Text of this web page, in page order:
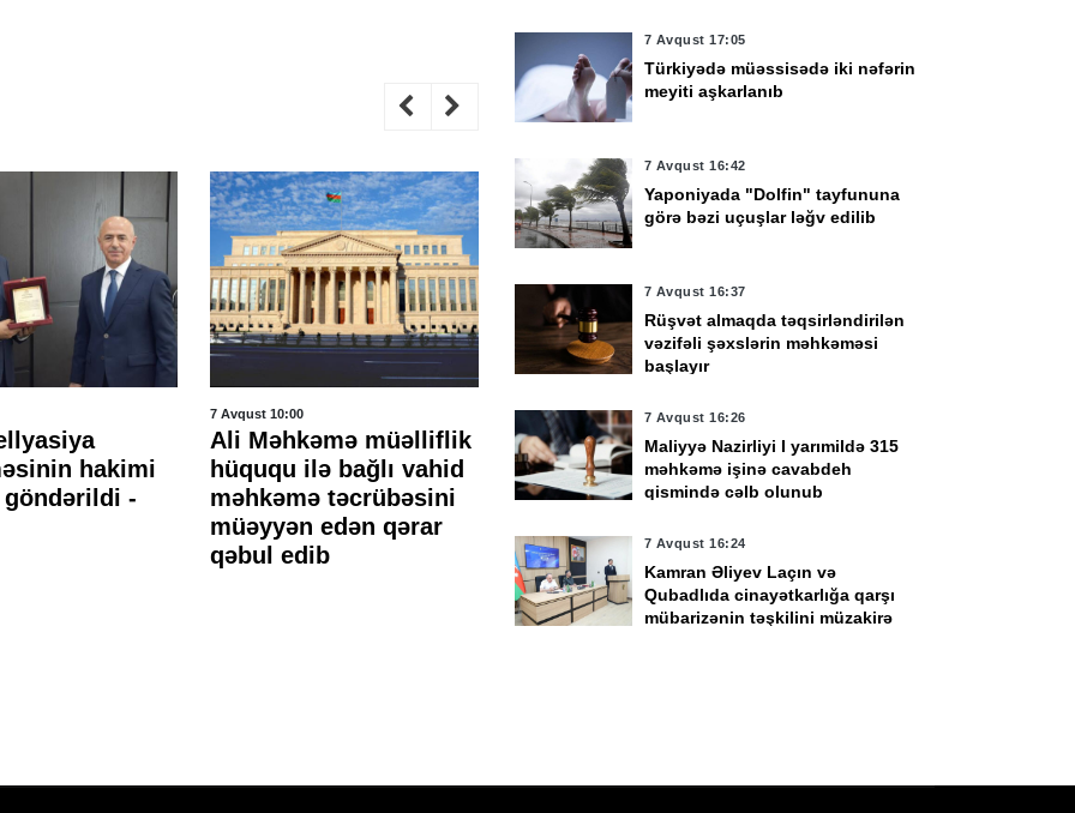
hakimi
göndərildi -
7 Avqust 10:00
Ali Məhkəmə müəlliflik
hüququ ilə bağlı vahid
məhkəmə təcrübəsini
müəyyən edən qərar
qəbul edib
6 Avqust 18:07
Tiktoker Aybəniz
Xəlilovaya 10 il 3 ay
həbs cəzası verildi
Özəl məhkəmə
qismində fəaliyyət
göstərmək istəyən
7 Avqust 17:05
Türkiyədə müəssisədə iki nəfərin
meyiti aşkarlanıb
7 Avqust 16:42
Yaponiyada "Dolfin" tayfununa
görə bəzi uçuşlar ləğv edilib
7 Avqust 16:37
Rüşvət almaqda təqsirləndirilən
vəzifəli şəxslərin məhkəməsi
başlayır
7 Avqust 16:26
Maliyyə Nazirliyi I yarımildə 315
məhkəmə işinə cavabdeh
qismində cəlb olunub
7 Avqust 16:24
Kamran Əliyev Laçın və
Qubadlıda cinayətkarlığa qarşı
mübarizənin təşkilini müzakirə